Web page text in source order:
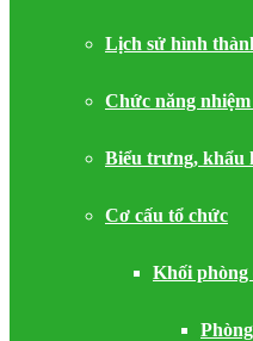
Lịch sử hình
Chức năng
Biểu trưng, khẩu
Cơ cấu tổ chức
Khối phòng